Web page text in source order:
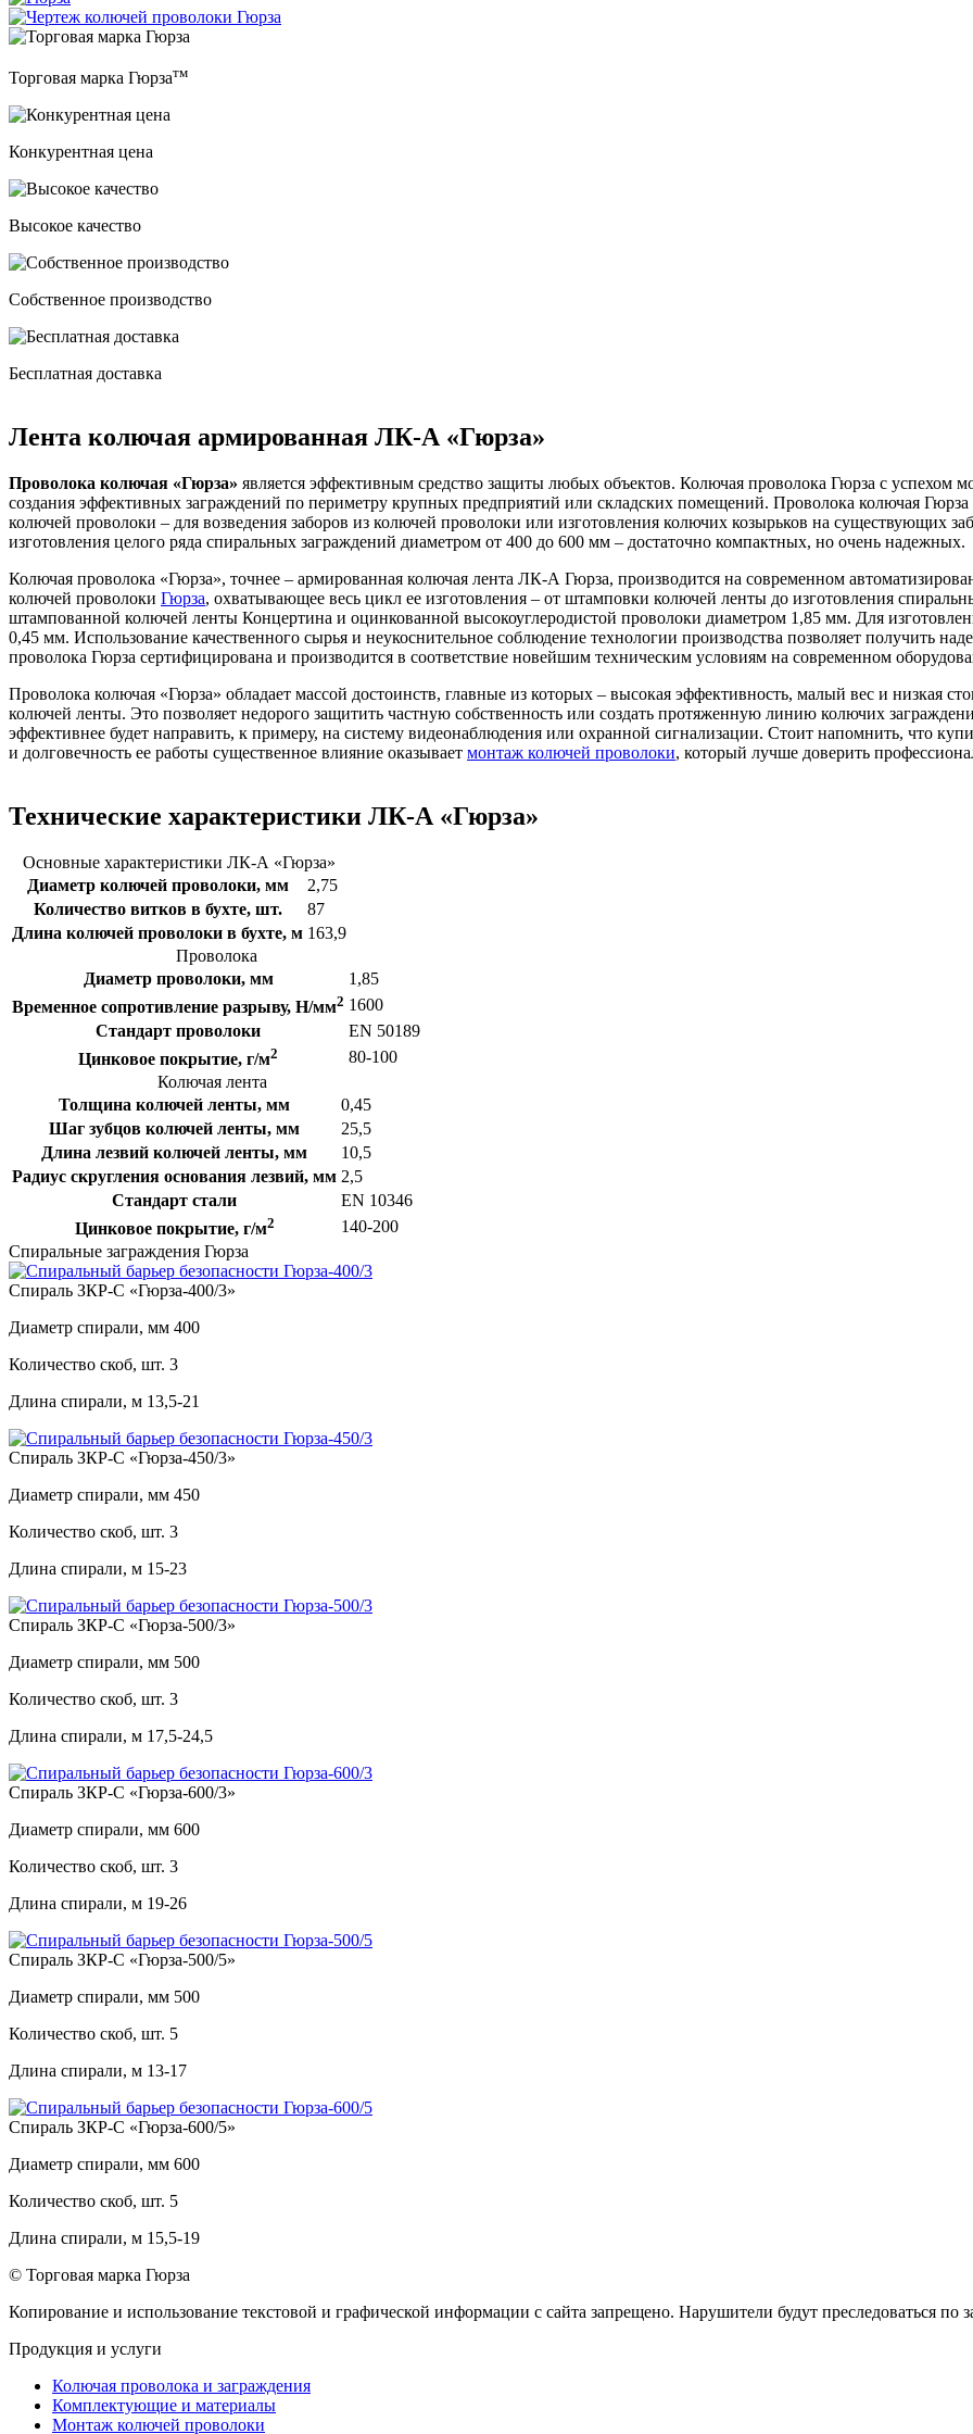
Торговая марка Гюрзатм
Конкурентная цена
Высокое качество
Собственное производство
Бесплатная доставка
Лента колючая армированная ЛК-А «Гюрза»
Проволока колючая «Гюрза» является эффективным средство защиты любых объектов. Колючая проволока Гюрза с успехом
создания эффективных заграждений по периметру крупных предприятий или складских помещений. Проволока колючая Гюрза
колючей проволоки – для возведения заборов из колючей проволоки или изготовления колючих козырьков на существующих
изготовления целого ряда спиральных заграждений диаметром от 400 до 600 мм – достаточно компактных, но очень надежных.
Колючая проволока «Гюрза», точнее – армированная колючая лента ЛК-А Гюрза, производится на современном
колючей проволоки Гюрза, охватывающее весь цикл ее изготовления – от штамповки колючей ленты до изготовления
штампованной колючей ленты Концертина и оцинкованной высокоуглеродистой проволоки диаметром 1,85 мм. Для
0,45 мм. Использование качественного сырья и неукоснительное соблюдение технологии производства позволяет получить
проволока Гюрза сертифицирована и производится в соответствие новейшим техническим условиям на современном
Проволока колючая «Гюрза» обладает массой достоинств, главные из которых – высокая эффективность, малый вес и низкая
колючей ленты. Это позволяет недорого защитить частную собственность или создать протяженную линию колючих
эффективнее будет направить, к примеру, на систему видеонаблюдения или охранной сигнализации. Стоит напомнить, что
и долговечность ее работы существенное влияние оказывает монтаж колючей проволоки, который лучше доверить
Технические характеристики ЛК-А «Гюрза»
Основные характеристики ЛК-А «Гюрза»
Диаметр колючей проволоки, мм
2,75
Количество витков в бухте, шт.
87
Длина колючей проволоки в бухте, м 163,9
Проволока
Диаметр проволоки, мм
1,85
Временное сопротивление разрыву, Н/мм2 1600
Стандарт проволоки
EN 50189
Цинковое покрытие, г/м2
80-100
Колючая лента
Толщина колючей ленты, мм
0,45
Шаг зубцов колючей ленты, мм
25,5
Длина лезвий колючей ленты, мм
10,5
Радиус скругления основания лезвий, мм 2,5
Стандарт стали
EN 10346
Цинковое покрытие, г/м2
140-200
Спиральные заграждения Гюрза
Спираль ЗКР-С «Гюрза-400/3»
Диаметр спирали, мм 400
Количество скоб, шт. 3
Длина спирали, м 13,5-21
Спираль ЗКР-С «Гюрза-450/3»
Диаметр спирали, мм 450
Количество скоб, шт. 3
Длина спирали, м 15-23
Спираль ЗКР-С «Гюрза-500/3»
Диаметр спирали, мм 500
Количество скоб, шт. 3
Длина спирали, м 17,5-24,5
Спираль ЗКР-С «Гюрза-600/3»
Диаметр спирали, мм 600
Количество скоб, шт. 3
Длина спирали, м 19-26
Спираль ЗКР-С «Гюрза-500/5»
Диаметр спирали, мм 500
Количество скоб, шт. 5
Длина спирали, м 13-17
Спираль ЗКР-С «Гюрза-600/5»
Диаметр спирали, мм 600
Количество скоб, шт. 5
Длина спирали, м 15,5-19
© Торговая марка Гюрза
Копирование и использование текстовой и графической информации с сайта запрещено. Нарушители будут преследоваться по
Продукция и услуги
Колючая проволока и заграждения
Комплектующие и материалы
Монтаж колючей проволоки